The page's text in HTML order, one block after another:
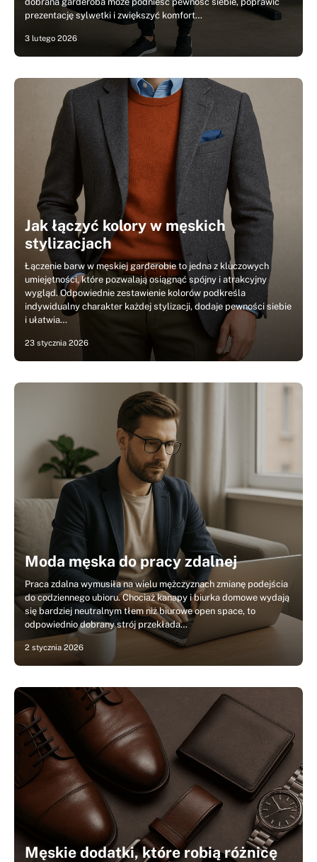
prezentację sylwetki i zwiększyć komfort…
3 lutego 2026
Jak łączyć kolory w męskich
stylizacjach
Łączenie barw w męskiej garderobie to jedna z kluczowych
umiejętności, które pozwalają osiągnąć spójny i atrakcyjny
wygląd. Odpowiednie zestawienie kolorów podkreśla
indywidualny charakter każdej stylizacji, dodaje pewności siebie
i ułatwia…
23 stycznia 2026
Moda męska do pracy zdalnej
Praca zdalna wymusiła na wielu mężczyznach zmianę podejścia
do codziennego ubioru. Chociaż kanapy i biurka domowe wydają
się bardziej neutralnym tłem niż biurowe open space, to
odpowiednio dobrany strój przekłada…
2 stycznia 2026
Męskie dodatki, które robią różnicę